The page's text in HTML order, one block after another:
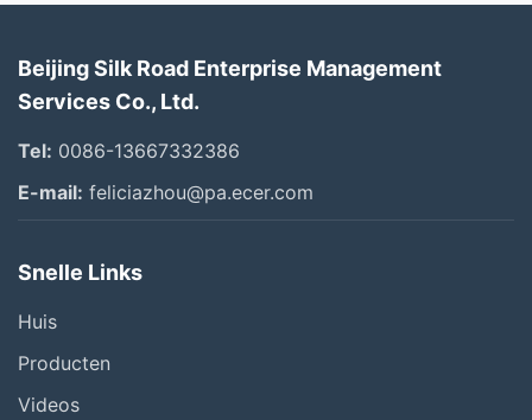
Beijing Silk Road Enterprise Management
Services Co., Ltd.
Tel: 0086-13667332386
E-mail: feliciazhou@pa.ecer.com
Snelle Links
Huis
Producten
Videos